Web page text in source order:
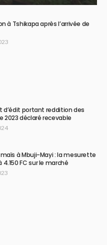
à Tshikapa après l’arrivée de
d’édit portant reddition des
2023 déclaré recevable
à Mbuji-Mayi : la mesurette
4.150 FC sur le marché